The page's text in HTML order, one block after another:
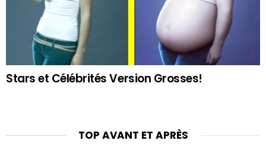
Stars et Célébrités Version Grosses!
TOP AVANT ET APRÈS